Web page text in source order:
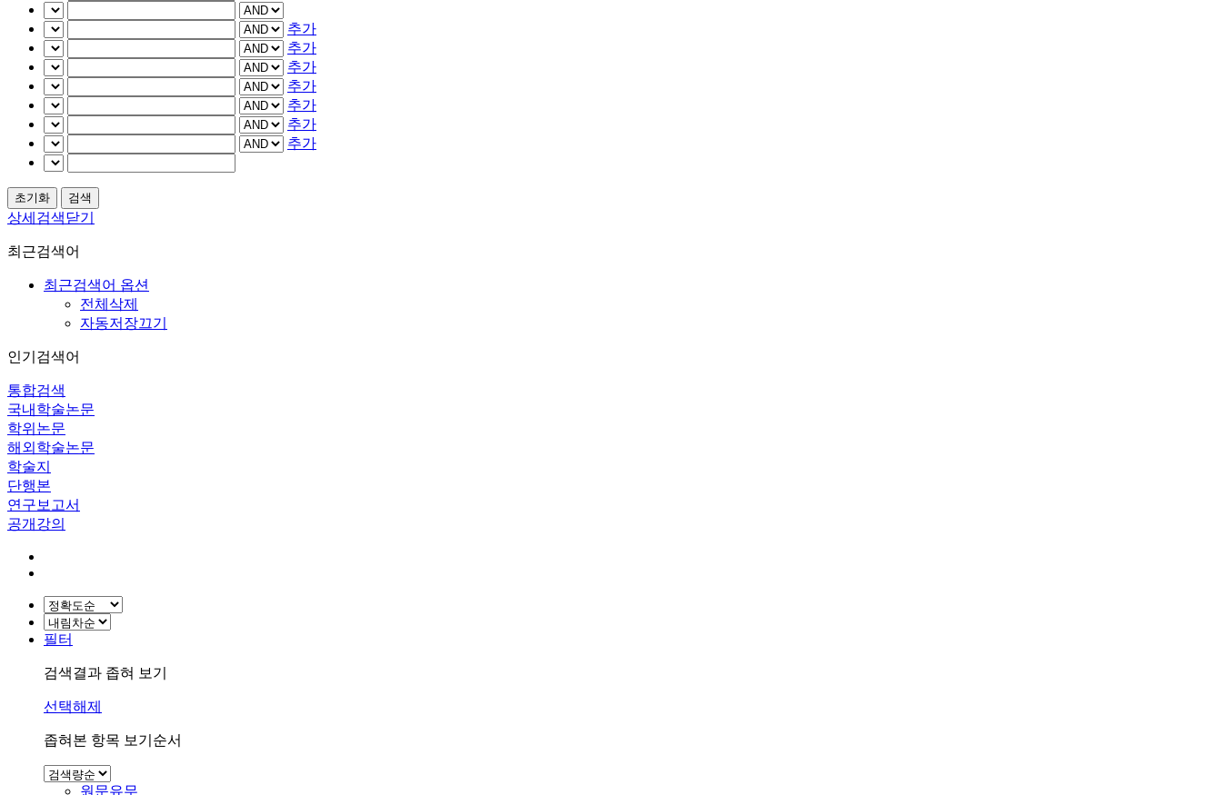
추가
추가
추가
추가
추가
추가
추가
상세검색닫기
최근검색어
최근검색어 옵션
전체삭제
자동저장끄기
인기검색어
통합검색
국내학술논문
학위논문
해외학술논문
학술지
단행본
연구보고서
공개강의
필터
검색결과 좁혀 보기
선택해제
좁혀본 항목 보기순서
원문유무